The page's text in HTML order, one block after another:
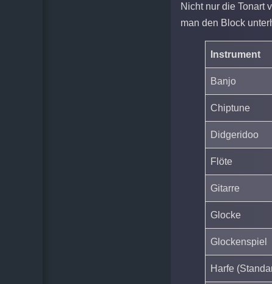
Nicht nur die Tonart
man den Block
Instrument
Banjo
Chiptune
Didgeridoo
Flöte
Gitarre
Glocke
Glockenspiel
Harfe